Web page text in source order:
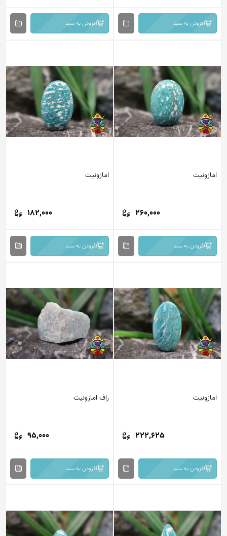
افزودن به سبد افزودن به سبد
امازونیت
260,000
افزودن به سبد
امازونیت
182,000
افزودن به سبد
امازونیت
222,625
افزودن به سبد
راف امازونیت
95,000
افزودن به سبد